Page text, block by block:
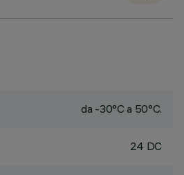
da -30°C a 50°C.
24 DC